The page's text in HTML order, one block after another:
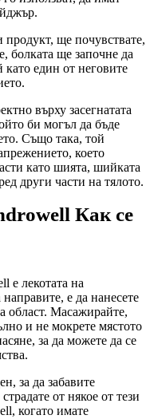
продукт, ще почувствате,
болката ще започне да
един от неговите
върху засегнатата
би могъл да бъде
Също така, той
което
като шията, шийката
други части на тялото.
Как се
е лекотата на
е да нанесете
област. Масажирайте,
и не мокрете мястото
за да можете да се
за да забавите
от някое от тези
когато имате